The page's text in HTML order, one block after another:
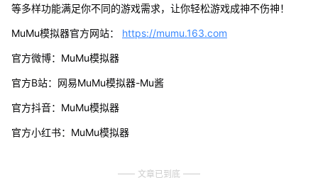
等多样功能满足你不同的游戏需求，让你轻松游戏成神不伤神！
MuMu模拟器官方网站： https://mumu.163.com
官方微博：MuMu模拟器
官方B站：网易MuMu模拟器-Mu酱
官方抖音：MuMu模拟器
官方小红书：MuMu模拟器
文章已到底